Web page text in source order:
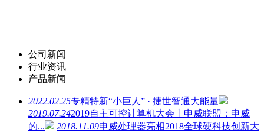
公司新闻
行业资讯
产品新闻
2022.02.25专精特新“小巨人” · 捷世智通大能量
2019.07.242019自主可控计算机大会丨申威联盟：申威
的...
2018.11.09申威处理器亮相2018全球硬科技创新大